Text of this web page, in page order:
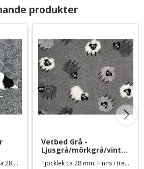
produkter
ca 75x100 cm. Tjocklek ca 28 mm
Vetbed Grå -
Ljusgrå/mörkgrå/vinter
vita lamm
Tjocklek ca 28 mm. Finns i tre storlekar